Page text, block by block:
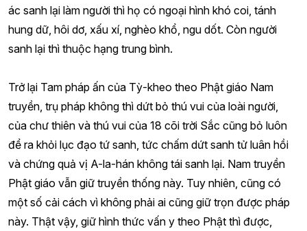
ác sanh lại làm người thì họ có ngoại hình khó coi, tánh
hung dữ, hôi dơ, xấu xí, nghèo khổ, ngu dốt. Còn người
sanh lại thì thuộc hạng trung bình.
Trở lại Tam pháp ấn của Tỳ-kheo theo Phật giáo Nam
truyền, trụ pháp không thì dứt bỏ thú vui của loài người,
của chư thiên và thú vui của 18 cõi trời Sắc cũng bỏ luôn
để ra khỏi lục đạo tứ sanh, tức chấm dứt sanh tử luân hồi
và chứng quả vị A-la-hán không tái sanh lại. Nam truyền
Phật giáo vẫn giữ truyền thống này. Tuy nhiên, cũng có
một số cải cách vì không phải ai cũng giữ trọn được pháp
này. Thật vậy, giữ hình thức vấn y theo Phật thì được,